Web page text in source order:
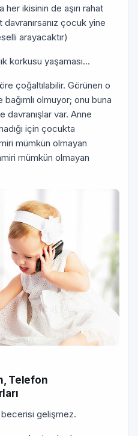
her ikisinin de aşırı rahat
çocuk yine
arayacaktır)
korkusu yaşaması...
çoğaltılabilir. Görünen o
olmuyor; onu buna
davranışlar var. Anne
için çocukta
mümkün olmayan
mümkün olmayan
Telefon
gelişmez.